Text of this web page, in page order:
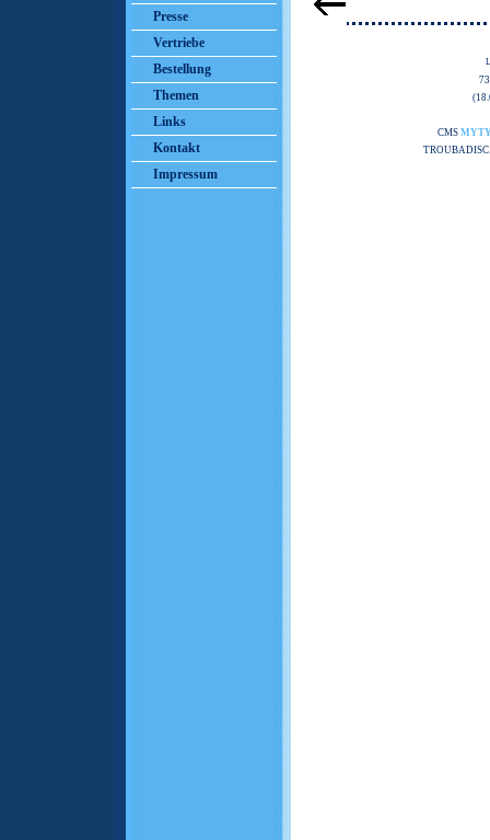
Presse
Vertriebe
Bestellung
Themen
Links
Kontakt
Impressum
CMS